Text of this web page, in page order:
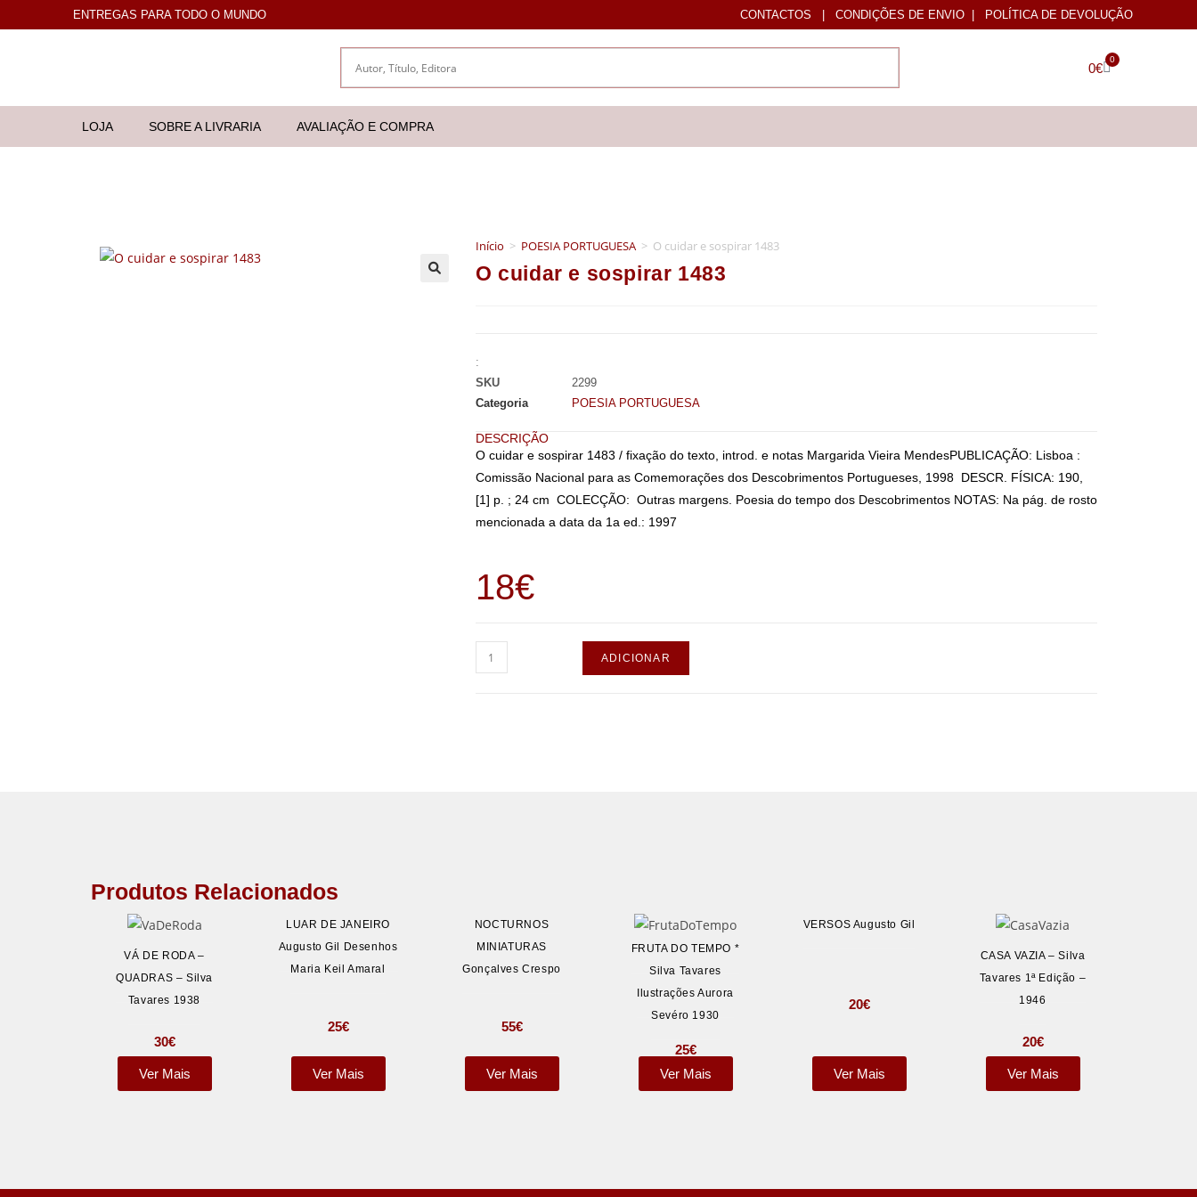
ENTREGAS PARA TODO O MUNDO CONTACTOS | CONDIÇÕES DE ENVIO | POLÍTICA DE DEVOLUÇÃO
0€
0
LOJA SOBRE A LIVRARIA AVALIAÇÃO E COMPRA
Início > POESIA PORTUGUESA > O cuidar e sospirar 1483
O cuidar e sospirar 1483
:
SKU
2299
Categoria
POESIA PORTUGUESA
DESCRIÇÃO
O cuidar e sospirar 1483 / fixação do texto, introd. e notas Margarida Vieira MendesPUBLICAÇÃO: Lisboa :
Comissão Nacional para as Comemorações dos Descobrimentos Portugueses, 1998 DESCR. FÍSICA: 190,
[1] p. ; 24 cm COLECÇÃO: Outras margens. Poesia do tempo dos Descobrimentos NOTAS: Na pág. de rosto
mencionada a data da 1a ed.: 1997
18€
ADICIONAR
Produtos Relacionados
VÁ DE RODA –
QUADRAS – Silva
Tavares 1938
30€
Ver Mais
LUAR DE JANEIRO
Augusto Gil Desenhos
Maria Keil Amaral
25€
Ver Mais
NOCTURNOS
MINIATURAS
Gonçalves Crespo
55€
Ver Mais
FRUTA DO TEMPO *
Silva Tavares
Ilustrações Aurora
Sevéro 1930
25€
Ver Mais
VERSOS Augusto Gil
20€
Ver Mais
CASA VAZIA – Silva
Tavares 1ª Edição –
1946
20€
Ver Mais